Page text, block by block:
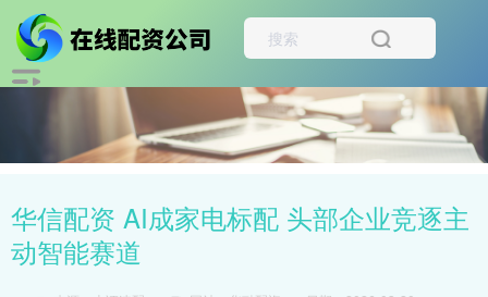
华信配资 AI成家电标配 头部企业竞逐主
动智能赛道